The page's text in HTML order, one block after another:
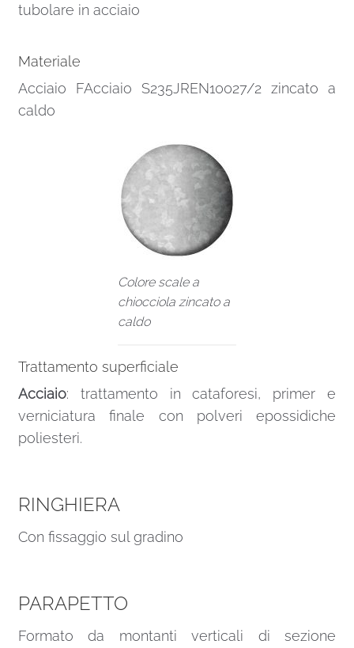
tubolare in acciaio
Materiale
Acciaio FAcciaio S235JREN10027/2 zincato a
caldo
Colore scale a
chiocciola zincato a
caldo
Trattamento superficiale
Acciaio: trattamento in cataforesi, primer e
verniciatura finale con polveri epossidiche
poliesteri.
RINGHIERA
Con fissaggio sul gradino
PARAPETTO
Formato da montanti verticali di sezione